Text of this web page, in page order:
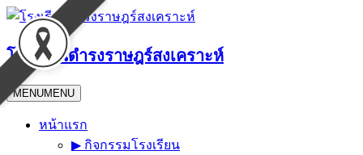
Skip
content
โรงเรียนดำรงราษฎร์สงเคราะห์
MENUMENU
หน้าแรก
▶︎ กิจกรรมโรงเรียน